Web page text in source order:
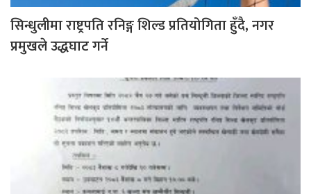
सिन्धुलीमा राष्ट्रपति रनिङ्ग शिल्ड प्रतियोगिता हुँदै, नगर
प्रमुखले उद्धघाट गर्ने